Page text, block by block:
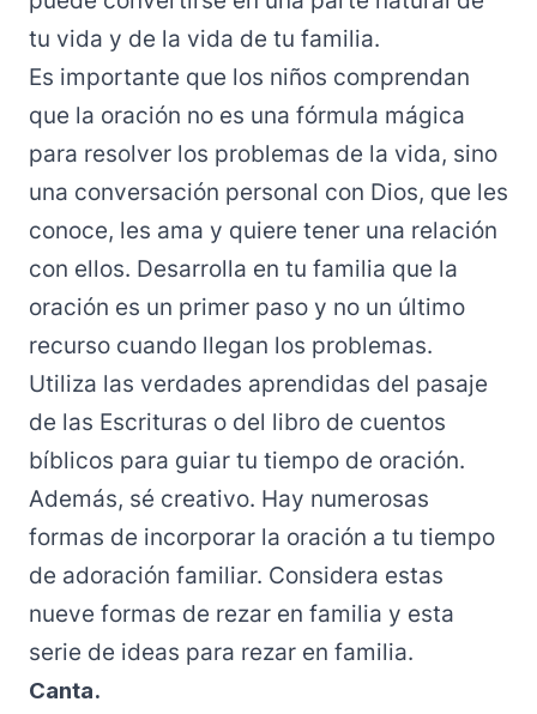
tu vida y de la vida de tu familia.
Es importante que los niños comprendan
que la oración no es una fórmula mágica
para resolver los problemas de la vida, sino
una conversación personal con Dios, que les
conoce, les ama y quiere tener una relación
con ellos. Desarrolla en tu familia que la
oración es un primer paso y no un último
recurso cuando llegan los problemas.
Utiliza las verdades aprendidas del pasaje
de las Escrituras o del libro de cuentos
bíblicos para guiar tu tiempo de oración.
Además, sé creativo. Hay numerosas
formas de incorporar la oración a tu tiempo
de adoración familiar. Considera estas
nueve formas de rezar en familia y esta
serie de ideas para rezar en familia.
Canta.